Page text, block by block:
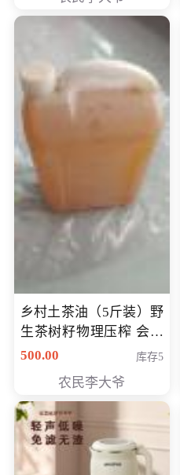
乡村土茶油（5斤装）野
生茶树籽物理压榨 会员
专享价400元
500.00 库存5
农民李大爷